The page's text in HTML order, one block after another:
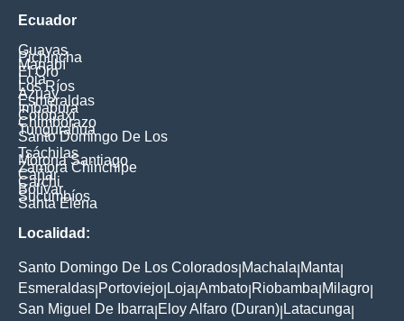
Ecuador
Guayas
Pichincha
Manabí
El Oro
Loja
Los Ríos
Azuay
Esmeraldas
Imbabura
Cotopaxi
Chimborazo
Tungurahua
Santo Domingo De Los
Tsáchilas
Morona Santiago
Zamora Chinchipe
Cañar
Carchi
Bolívar
Sucumbíos
Santa Elena
Localidad:
Santo Domingo De Los Colorados Machala Manta
Esmeraldas Portoviejo Loja Ambato Riobamba Milagro
San Miguel De Ibarra Eloy Alfaro (Duran) Latacunga